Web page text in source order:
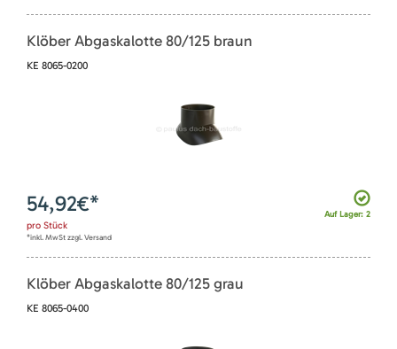
Klöber Abgaskalotte 80/125 braun
KE 8065-0200
Auf Lager: 2
54,92€*
pro Stück
*inkl. MwSt zzgl. Versand
Klöber Abgaskalotte 80/125 grau
KE 8065-0400